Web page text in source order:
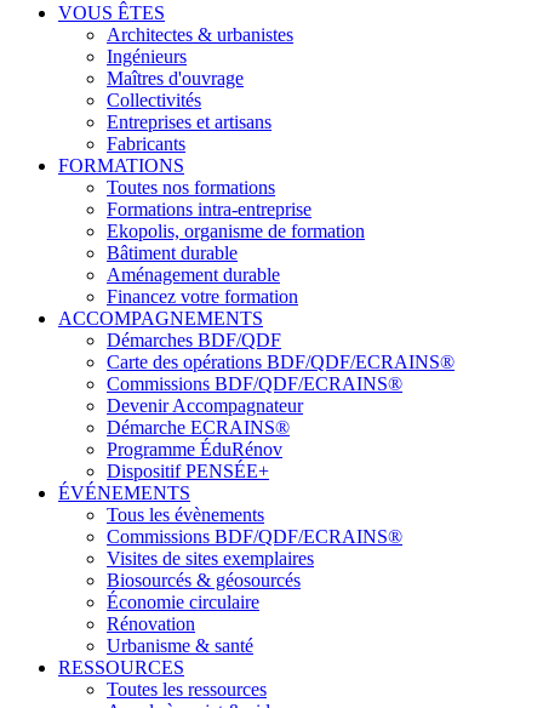
VOUS ÊTES
Architectes & urbanistes
Ingénieurs
Maîtres d'ouvrage
Collectivités
Entreprises et artisans
Fabricants
FORMATIONS
Toutes nos formations
Formations intra-entreprise
Ekopolis, organisme de formation
Bâtiment durable
Aménagement durable
Financez votre formation
ACCOMPAGNEMENTS
Démarches BDF/QDF
Carte des opérations BDF/QDF/ECRAINS®
Commissions BDF/QDF/ECRAINS®
Devenir Accompagnateur
Démarche ECRAINS®
Programme ÉduRénov
Dispositif PENSÉE+
ÉVÉNEMENTS
Tous les évènements
Commissions BDF/QDF/ECRAINS®
Visites de sites exemplaires
Biosourcés & géosourcés
Économie circulaire
Rénovation
Urbanisme & santé
RESSOURCES
Toutes les ressources